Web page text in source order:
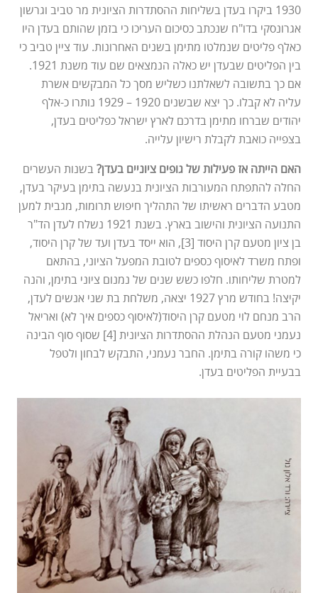
1930 ביקרו בעדן בשליחות ההסתדרות הציונית מר טביב וגרשון
אגרונסקי בדו"ח שנכתב כסיכום העריכו כי בזמן שהותם בעדן היו
כאלף פליטים שנמלטו מתימן בשנים האחרונות. עוד ציין טביב כי
בין הפליטים שבעדן יש כאלה הנמצאים שם עוד משנת 1921.
אם כך בתשובה לשאלתנו כשליש מסך כל המבקשים אשרת
עליה לא קבלו. כך יצא שבשנים 1920 – 1929 נותרו כ-אלף
יהודים שברחו מתימן בדרכם לארץ ישראל כפליטים בעדן,
בצפייה כואבת לקבלת רישיון עלייה.
האם הייתה אז פעילות של גופים ציוניים בעדן?בשנות העשרים
החלה להתפתח המעורבות הציונית בנעשה בתימן בעיקר בעדן,
מטבע הדברים ראשיתו של התהליך חיפוש תרומות, מגבית למען
התנועה הציונית והישוב בארץ. בשנת 1921 נשלח לעדן הד"ר
בן ציון מטעם קרן היסוד [3], הוא ייסד בעדן ועד של קרן היסוד,
ופתח משרד לאיסוף כספים לטובת המפעל הציוני, בהתאם
למטרת שליחותו. חלפו כשש שנים של נמנום ציוני בתימן, והנה
יקיצה! בחודש מרץ 1927 יצאה, משלחת בת שני אנשים לעדן,
הרב מנחם לוי מטעם קרן היסוד(לאיסוף כספים איך לא) ואריאל
נעמני מטעם הנהלת ההסתדרות הציונית [4] שסוף סוף הבינה
כי משהו קורה בתימן. החבר נעמני, התבקש לבחון ולטפל
בבעיית הפליטים בעדן.